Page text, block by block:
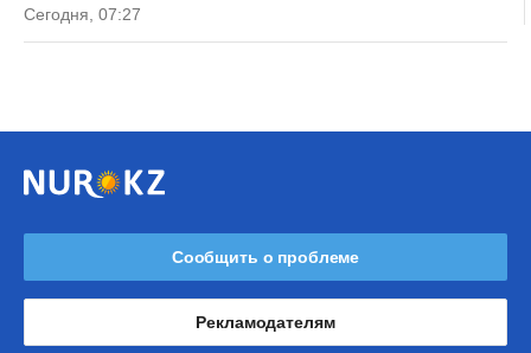
Сегодня, 07:27
Сообщить о проблеме
Рекламодателям